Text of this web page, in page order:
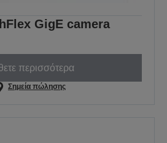
GigE camera
περισσότερα
Σημεία πώλησης